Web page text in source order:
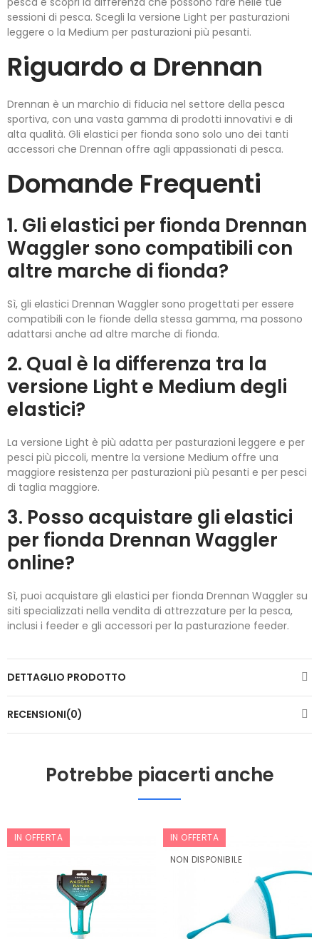
sessioni di pesca. Scegli la versione Light per pasturazioni
leggere o la Medium per pasturazioni più pesanti.
Riguardo a Drennan
Drennan è un marchio di fiducia nel settore della pesca
sportiva, con una vasta gamma di prodotti innovativi e di
alta qualità. Gli elastici per fionda sono solo uno dei tanti
accessori che Drennan offre agli appassionati di pesca.
Domande Frequenti
1. Gli elastici per fionda Drennan
Waggler sono compatibili con
altre marche di fionda?
Sì, gli elastici Drennan Waggler sono progettati per essere
compatibili con le fionde della stessa gamma, ma possono
adattarsi anche ad altre marche di fionda.
2. Qual è la differenza tra la
versione Light e Medium degli
elastici?
La versione Light è più adatta per pasturazioni leggere e per
pesci più piccoli, mentre la versione Medium offre una
maggiore resistenza per pasturazioni più pesanti e per pesci
di taglia maggiore.
3. Posso acquistare gli elastici
per fionda Drennan Waggler
online?
Sì, puoi acquistare gli elastici per fionda Drennan Waggler su
siti specializzati nella vendita di attrezzature per la pesca,
inclusi i feeder e gli accessori per la pasturazione feeder.
DETTAGLIO PRODOTTO
RECENSIONI(0)
Potrebbe piacerti anche
IN OFFERTA
IN OFFERTA
NON DISPONIBILE